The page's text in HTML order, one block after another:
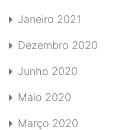
Janeiro 2021
Dezembro 2020
Junho 2020
Maio 2020
Março 2020